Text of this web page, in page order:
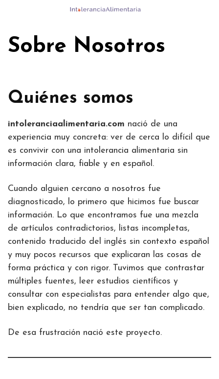
Sobre Nosotros
Quiénes somos
intoleranciaalimentaria.com nació de una
experiencia muy concreta: ver de cerca lo difícil que
es convivir con una intolerancia alimentaria sin
información clara, fiable y en español.
Cuando alguien cercano a nosotros fue
diagnosticado, lo primero que hicimos fue buscar
información. Lo que encontramos fue una mezcla
de artículos contradictorios, listas incompletas,
contenido traducido del inglés sin contexto español
y muy pocos recursos que explicaran las cosas de
forma práctica y con rigor. Tuvimos que contrastar
múltiples fuentes, leer estudios científicos y
consultar con especialistas para entender algo que,
bien explicado, no tendría que ser tan complicado.
De esa frustración nació este proyecto.